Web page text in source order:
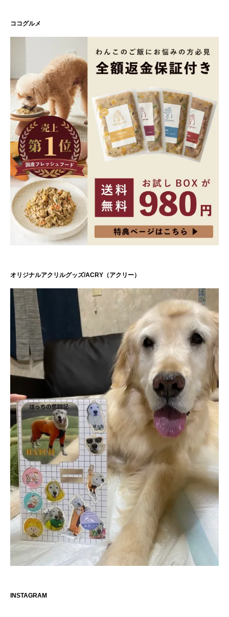
ココグルメ
オリジナルアクリルグッズ/ACRY（アクリー）
INSTAGRAM